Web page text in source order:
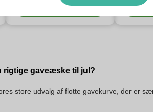
Se kategorien
rigtige gaveæske til jul?
store udvalg af flotte gavekurve, der er